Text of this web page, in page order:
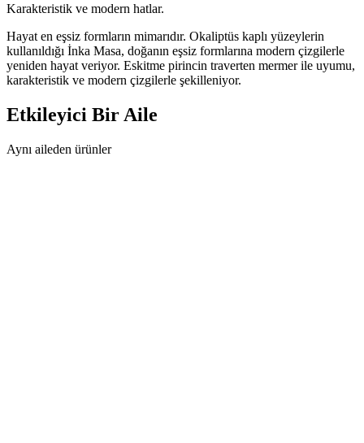
Karakteristik ve modern hatlar.
Hayat en eşsiz formların mimarıdır. Okaliptüs kaplı yüzeylerin
kullanıldığı İnka Masa, doğanın eşsiz formlarına modern çizgilerle
yeniden hayat veriyor. Eskitme pirincin traverten mermer ile uyumu,
karakteristik ve modern çizgilerle şekilleniyor.
Etkileyici Bir Aile
Aynı aileden ürünler